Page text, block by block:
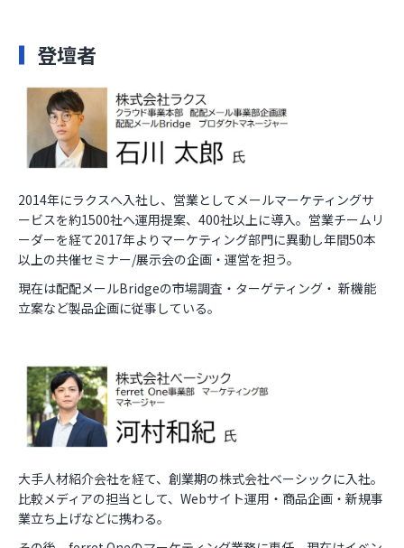
登壇者
2014年にラクスへ入社し、営業としてメールマーケティングサ
ービスを約1500社へ運用提案、400社以上に導入。営業チームリ
ーダーを経て2017年よりマーケティング部門に異動し年間50本
以上の共催セミナー/展示会の企画・運営を担う。
現在は配配メールBridgeの市場調査・ターゲティング・ 新機能
立案など製品企画に従事している。
大手人材紹介会社を経て、創業期の株式会社ベーシックに入社。
比較メディアの担当として、Webサイト運用・商品企画・新規事
業立ち上げなどに携わる。